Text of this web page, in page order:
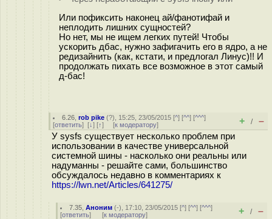
Или пофиксить наконец ай/фанотифай и
неплодить лишних сущностей?
Но нет, мы не ищем легких путей! Чтобы
ускорить дбас, нужно зафигачить его в ядро, а не
редизайнить (как, кстати, и предлогал Линус)!! И
продолжать пихать все возможное в этот самый
д-бас!
6.26 ,rob pike (?), 15:25, 23/05/2015 [^] [^^] [^^^]
[ответить] [↓] [↑] [к модератору] + / –
У sysfs существует несколько проблем при
использовании в качестве универсальной
системной шины - насколько они реальны или
надуманны - решайте сами, большинство
обсуждалось недавно в комментариях к
https://lwn.net/Articles/641275/
7.35 ,Аноним (-), 17:10, 23/05/2015 [^] [^^] [^^^]
[ответить] [к модератору] + / –